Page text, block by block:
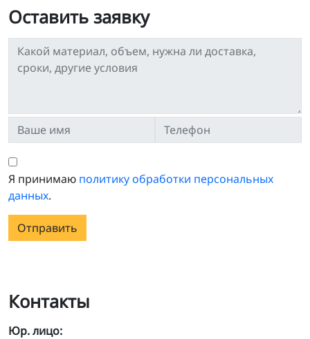
Оставить заявку
Я принимаю политику обработки персональных
данных.
Отправить
Контакты
Юр. лицо: